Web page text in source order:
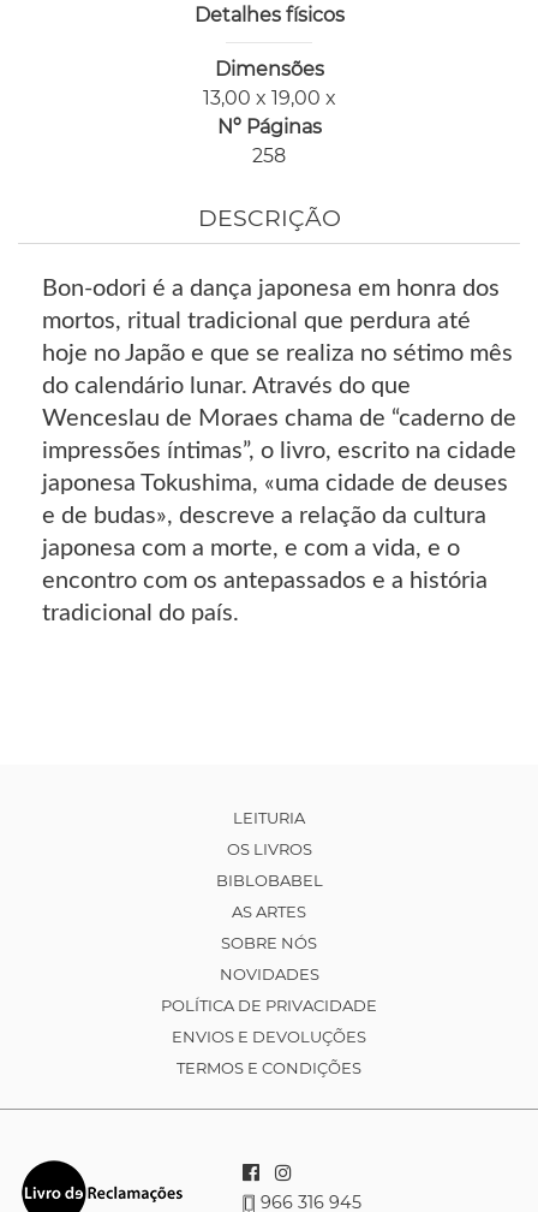
Detalhes físicos
Dimensões
13,00 x 19,00 x
Nº Páginas
258
DESCRIÇÃO
Bon-odori é a dança japonesa em honra dos
mortos, ritual tradicional que perdura até
hoje no Japão e que se realiza no sétimo mês
do calendário lunar. Através do que
Wenceslau de Moraes chama de “caderno de
impressões íntimas”, o livro, escrito na cidade
japonesa Tokushima, «uma cidade de deuses
e de budas», descreve a relação da cultura
japonesa com a morte, e com a vida, e o
encontro com os antepassados e a história
tradicional do país.
LEITURIA
OS LIVROS
BIBLOBABEL
AS ARTES
SOBRE NÓS
NOVIDADES
POLÍTICA DE PRIVACIDADE
ENVIOS E DEVOLUÇÕES
TERMOS E CONDIÇÕES
966 316 945